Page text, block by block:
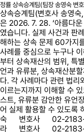
정률 상속승계팀(팀장 송영숙 변
상속승계팀(변호사 송영
은 2026. 7. 28. ‘아름다운
였습니다. 실제 사건과 판
해하는 상속 문제 60가지
사례를 중심으로 누구나
부터 상속재산의 범위, 특
언과 유류분, 상속재산분
다. 각 사례마다 관련 법리
이르는지까지 이해할 수
스트, 유류분 감안한 유언
어 실제 활용할 수 있
숙 변호사 02-
라 변호사 02-